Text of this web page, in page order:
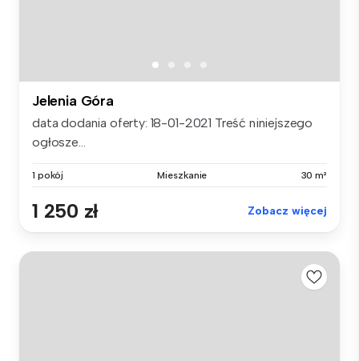
Jelenia Góra
data dodania oferty: 18-01-2021 Treść niniejszego
ogłosze...
1 pokój Mieszkanie 30 m²
1 250 zł Zobacz więcej